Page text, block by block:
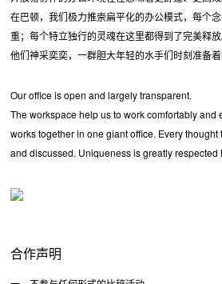
在巴顿，我们极力推崇扁平化的办公模式，每个
重；每个特立独行的灵魂在这里都得到了完美释放
他们神采奕奕，一群胆大年轻的水手们时刻准备着
Our office is open and largely transparent.
The workspace help us to work comfortably and
works together in one giant office. Every
and discussed. Uniqueness is greatly respected
合作声明